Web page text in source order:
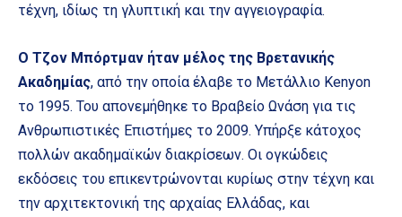
τέχνη, ιδίως τη γλυπτική και την αγγειογραφία.
Ο Τζον Μπόρτμαν ήταν μέλος της Βρετανικής
Ακαδημίας, από την οποία έλαβε το Μετάλλιο Kenyon
το 1995. Του απονεμήθηκε το Βραβείο Ωνάση για τις
Ανθρωπιστικές Επιστήμες το 2009. Υπήρξε κάτοχος
πολλών ακαδημαϊκών διακρίσεων. Οι ογκώδεις
εκδόσεις του επικεντρώνονται κυρίως στην τέχνη και
την αρχιτεκτονική της αρχαίας Ελλάδας, και